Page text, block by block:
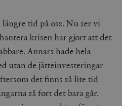
tid på oss. Nu ser vi
krisen har gjort att det
Annars hade hela
utan de jätteinvesteringar
det finns så lite tid
så fort det bara går.